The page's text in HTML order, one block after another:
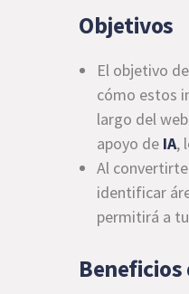
Objetivos
El objetivo
cómo estos
largo del
apoyo de IA,
Al
identificar
permitirá a
Beneficios